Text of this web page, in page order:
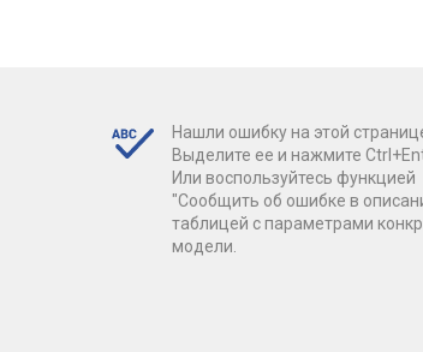
Нашли ошибку на этой
Выделите ее и нажмите
Или воспользуйтесь функцией
"Сообщить об ошибке в
таблицей с параметрами
модели.